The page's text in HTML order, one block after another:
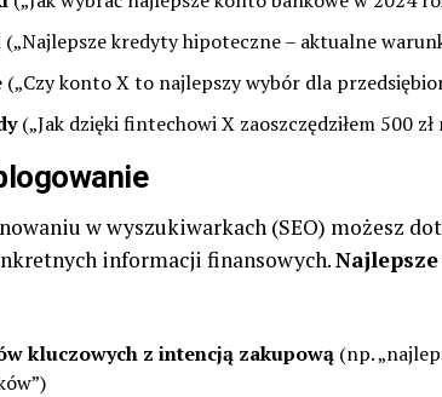
(„Najlepsze kredyty hipoteczne – aktualne
(„Czy konto X to najlepszy wybór dla
(„Jak dzięki fintechowi X zaoszczędziłem 500 zł
w wyszukiwarkach (SEO) możesz
informacji finansowych.
kluczowych z intencją zakupową (np.